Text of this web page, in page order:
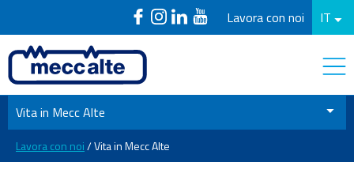
Lavora con noi IT
Vita in Mecc Alte
Lavora con noi/ Vita in Mecc Alte